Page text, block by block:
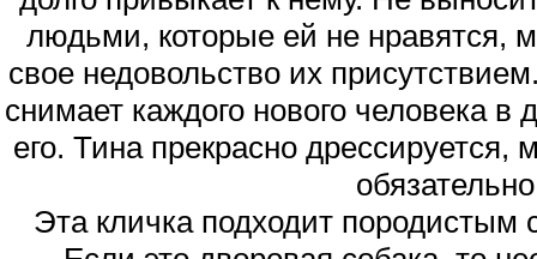
людьми, которые ей не нравятся,
свое недовольство их
снимает каждого нового человека
его. Тина прекрасно
Эта кличка подходит породистым